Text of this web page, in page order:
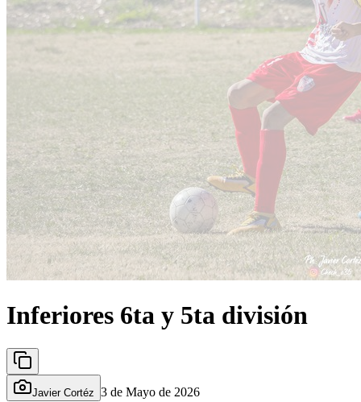
Inferiores 6ta y 5ta división
Javier Cortéz 3 de Mayo de 2026